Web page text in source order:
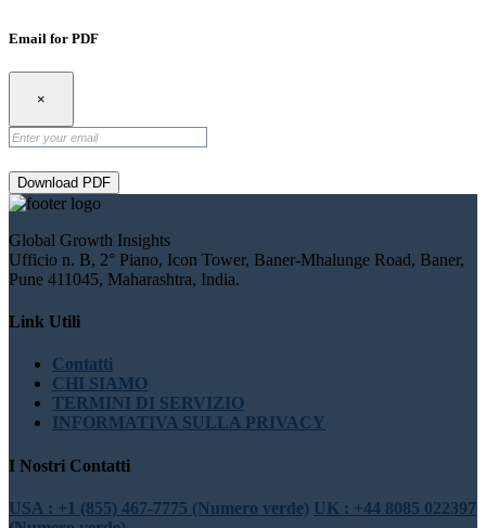
Email for PDF
×
Download PDF
Global Growth Insights
Ufficio n. B, 2° Piano, Icon Tower, Baner-Mhalunge Road, Baner,
Pune 411045, Maharashtra, India.
Link Utili
Contatti
CHI SIAMO
TERMINI DI SERVIZIO
INFORMATIVA SULLA PRIVACY
I Nostri Contatti
USA : +1 (855) 467-7775 (Numero verde) UK : +44 8085 022397